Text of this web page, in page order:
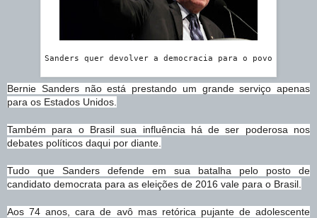
Sanders quer devolver a democracia para o povo
Bernie Sanders não está prestando um grande serviço apenas
para os Estados Unidos.
Também para o Brasil sua influência há de ser poderosa nos
debates políticos daqui por diante.
Tudo que Sanders defende em sua batalha pelo posto de
candidato democrata para as eleições de 2016 vale para o Brasil.
Aos 74 anos, cara de avô mas retórica pujante de adolescente